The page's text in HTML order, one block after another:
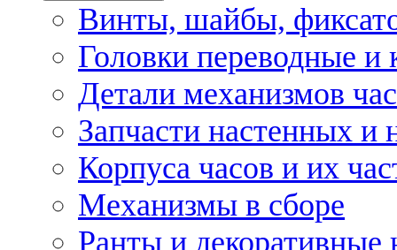
Винты, шайбы,
Головки переводные и
Детали механизмов
Запчасти настенных и
Корпуса часов и их
Механизмы в сборе
Ранты и декоративные